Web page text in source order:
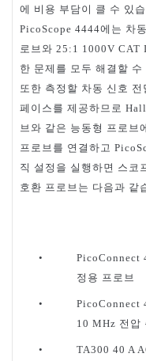
에 비용 부담이 클 수 있
PicoScope 4444에는 차동
로브와 25:1 1000V CAT
한 문제를 모두 해결할 수
또한 측정할 차동 신호 전
페이스를 제공하므로
브와 같은 능동형 프로브
프로브를 연결하고
직 설정을 실행하면 스코
호환 프로브는 다음과 같
• PicoConnect
정용 프로브
• PicoConnect
10 MHz 전압
• TA300 40 A